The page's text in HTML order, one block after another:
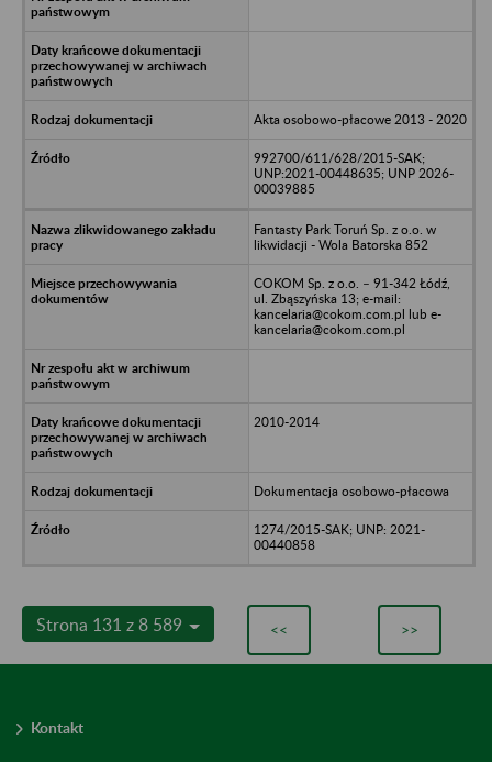
Akta osobowo-płacowe 2013 - 2020
992700/611/628/2015-SAK;
UNP:2021-00448635; UNP 2026-
00039885
Fantasty Park Toruń Sp. z o.o. w
likwidacji - Wola Batorska 852
COKOM Sp. z o.o. – 91-342 Łódź,
ul. Zbąszyńska 13; e-mail:
kancelaria@cokom.com.pl lub e-
kancelaria@cokom.com.pl
2010-2014
Dokumentacja osobowo-płacowa
1274/2015-SAK; UNP: 2021-
00440858
Strona 131 z 8 589 << >>
Kontakt